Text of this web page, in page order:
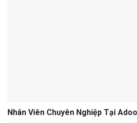
Nhân Viên Chuyên Nghiệp Tại